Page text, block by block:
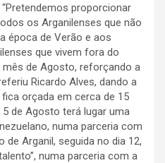
proporcionar
os Arganilenses que não
época de Verão e aos
que vivem fora do
de Agosto, reforçando a
Ricardo Alves, dando a
orçada em cerca de 15
de Agosto terá lugar uma
numa parceria com
de Arganil, seguida no dia 12,
numa parceria com a